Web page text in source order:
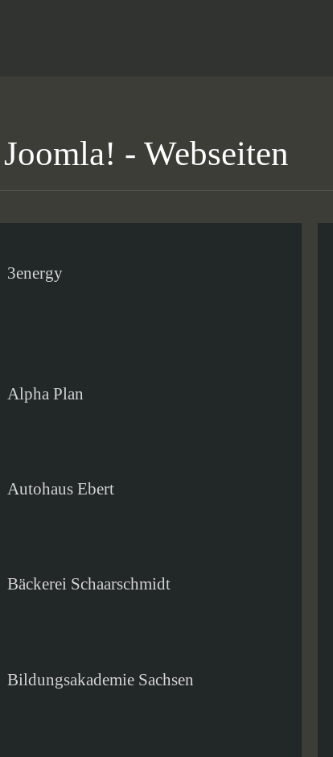
Joomla! - Webseiten
3energy
Alpha Plan
Autohaus Ebert
Bäckerei Schaarschmidt
Bildungsakademie Sachsen